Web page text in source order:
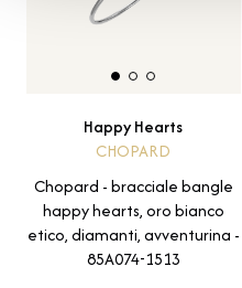
Happy Hearts
CHOPARD
Chopard - bracciale bangle
happy hearts, oro bianco
etico, diamanti, avventurina -
85A074-1513